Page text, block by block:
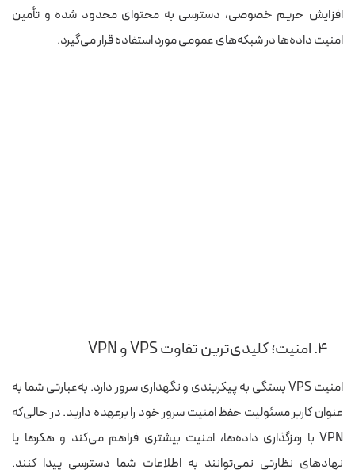
افزایش حریم خصوصی، دسترسی به محتوای محدود شده و تأمین
امنیت داده‌ها در شبکه‌های عمومی مورد استفاده قرار می‌گیرد.
۴. امنیت؛ کلیدی‌ترین تفاوت VPS و VPN
امنیت VPS بستگی به پیکربندی و نگهداری سرور دارد. به‌عبارتی شما به
عنوان کاربر مسئولیت حفظ امنیت سرور خود را برعهده دارید. در حالی‌که
VPN با رمزگذاری داده‌ها، امنیت بیشتری فراهم می‌کند و هکرها یا
نهادهای نظارتی نمی‌توانند به اطلاعات شما دسترسی پیدا کنند.